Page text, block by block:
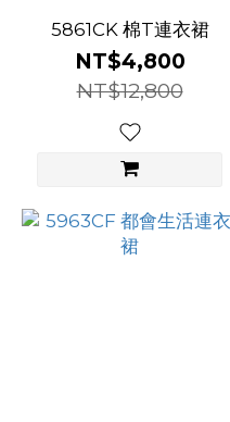
5861CK 棉T連衣裙
NT$4,800
NT$12,800